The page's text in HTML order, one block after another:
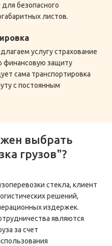
безопасного
листов.
услугу страхование
финансовую защиту
сама транспортировка
с постоянным
выбрать
грузов"?
стекла, клиент
решений,
издержек.
являются
за счет